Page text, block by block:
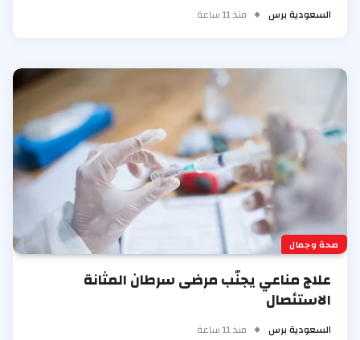
السعودية برس منذ 11 ساعة
صحة وجمال
علاج مناعي يجنّب مرضى سرطان المثانة
الاستئصال
السعودية برس منذ 11 ساعة